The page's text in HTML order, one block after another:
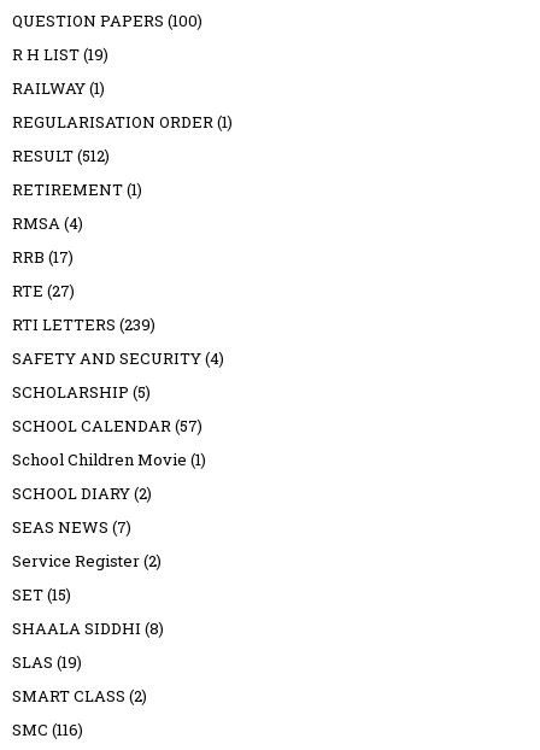
QUESTION PAPERS (100)
R H LIST(19)
RAILWAY(1)
REGULARISATION ORDER(1)
RESULT(512)
RETIREMENT(1)
RMSA(4)
RRB (17)
RTE (27)
RTI LETTERS (239)
SAFETY AND SECURITY(4)
SCHOLARSHIP (5)
SCHOOL CALENDAR(57)
School Children Movie (1)
SCHOOL DIARY(2)
SEAS NEWS (7)
Service Register(2)
SET(15)
SHAALA SIDDHI (8)
SLAS (19)
SMART CLASS (2)
SMC (116)